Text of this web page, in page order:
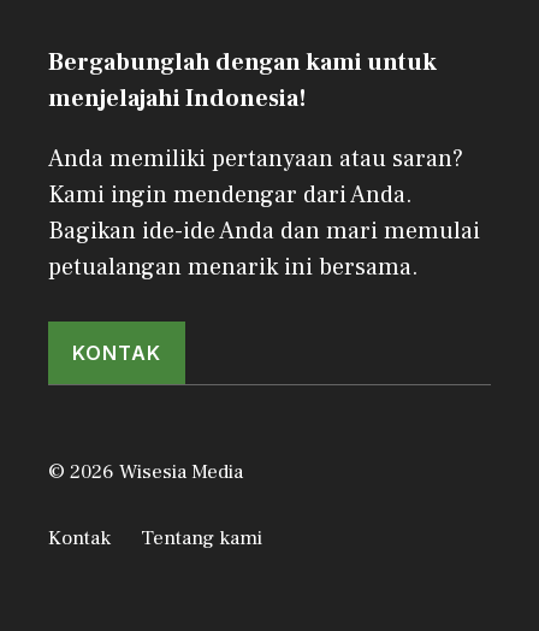
Bergabunglah dengan kami untuk
menjelajahi Indonesia!
Anda memiliki pertanyaan atau saran?
Kami ingin mendengar dari Anda.
Bagikan ide-ide Anda dan mari memulai
petualangan menarik ini bersama.
KONTAK
© 2026 Wisesia Media
Kontak Tentang kami